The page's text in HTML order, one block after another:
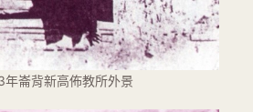
年崙背新高佈教所外景